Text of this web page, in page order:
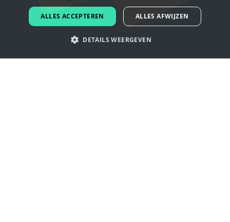
DUTCH
ALLES ACCEPTEREN ALLES AFWIJZEN
DETAILS WEERGEVEN